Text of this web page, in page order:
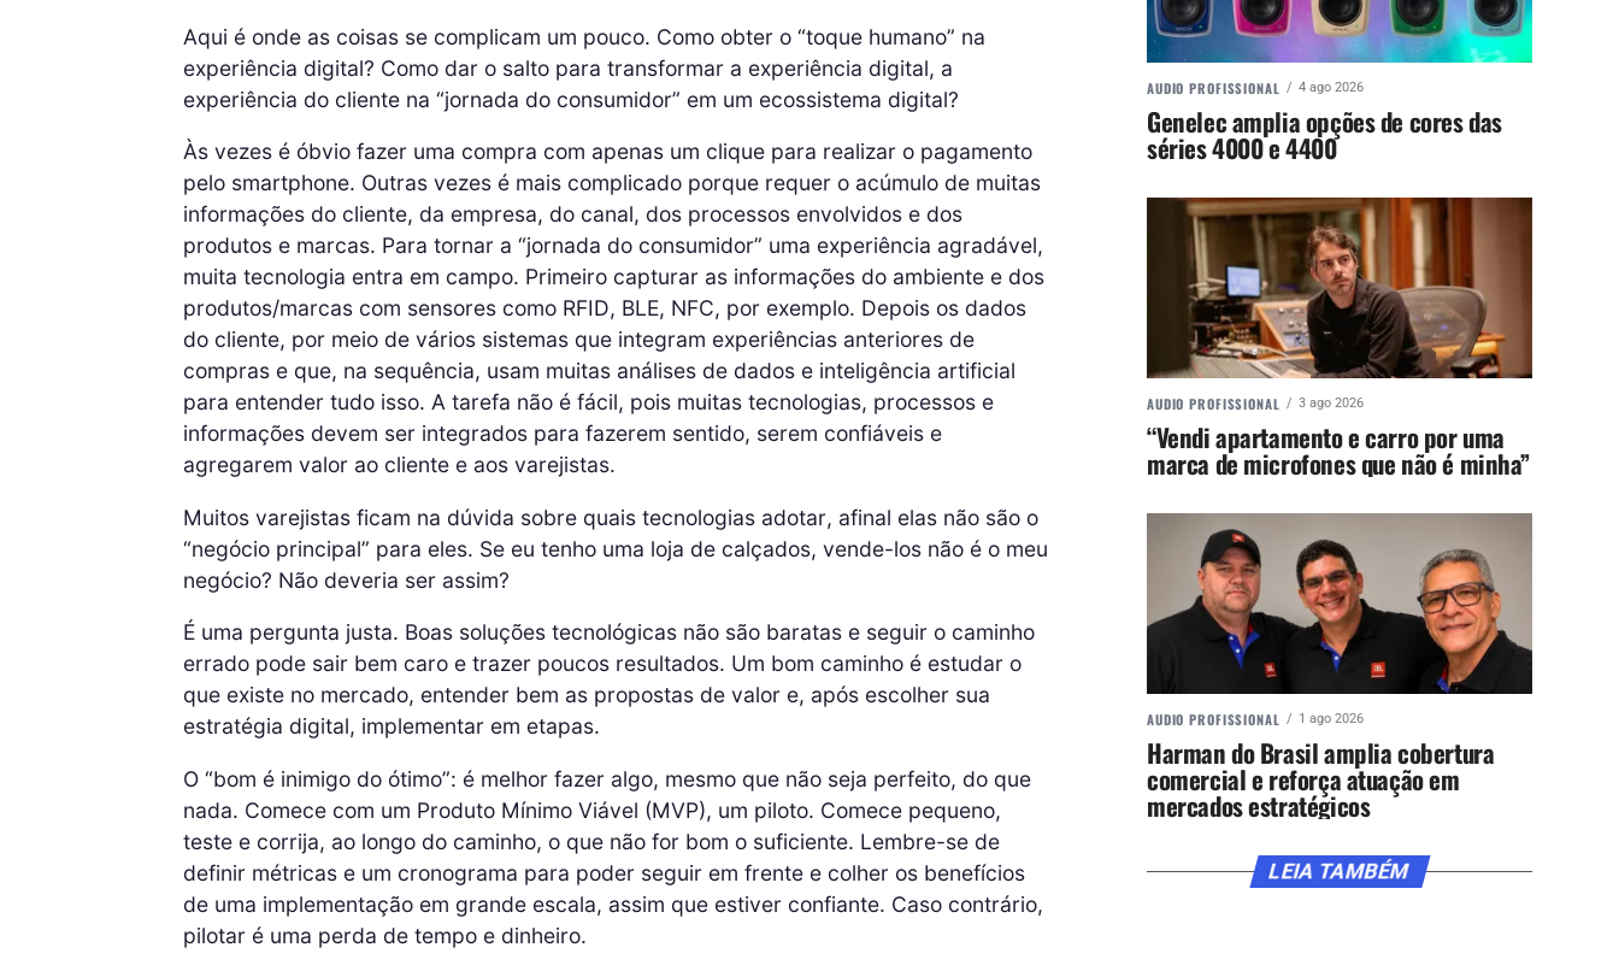
Aqui é onde as coisas se complicam um pouco. Como obter o “toque humano” na
experiência digital? Como dar o salto para transformar a experiência digital, a
experiência do cliente na “jornada do consumidor” em um ecossistema digital?
Às vezes é óbvio fazer uma compra com apenas um clique para realizar o pagamento
pelo smartphone. Outras vezes é mais complicado porque requer o acúmulo de muitas
informações do cliente, da empresa, do canal, dos processos envolvidos e dos
produtos e marcas. Para tornar a “jornada do consumidor” uma experiência agradável,
muita tecnologia entra em campo. Primeiro capturar as informações do ambiente e dos
produtos/marcas com sensores como RFID, BLE, NFC, por exemplo. Depois os dados
do cliente, por meio de vários sistemas que integram experiências anteriores de
compras e que, na sequência, usam muitas análises de dados e inteligência artificial
para entender tudo isso. A tarefa não é fácil, pois muitas tecnologias, processos e
informações devem ser integrados para fazerem sentido, serem confiáveis e
agregarem valor ao cliente e aos varejistas.
Muitos varejistas ficam na dúvida sobre quais tecnologias adotar, afinal elas não são o
“negócio principal” para eles. Se eu tenho uma loja de calçados, vende-los não é o meu
negócio? Não deveria ser assim?
É uma pergunta justa. Boas soluções tecnológicas não são baratas e seguir o caminho
errado pode sair bem caro e trazer poucos resultados. Um bom caminho é estudar o
que existe no mercado, entender bem as propostas de valor e, após escolher sua
estratégia digital, implementar em etapas.
O “bom é inimigo do ótimo”: é melhor fazer algo, mesmo que não seja perfeito, do que
nada. Comece com um Produto Mínimo Viável (MVP), um piloto. Comece pequeno,
teste e corrija, ao longo do caminho, o que não for bom o suficiente. Lembre-se de
definir métricas e um cronograma para poder seguir em frente e colher os benefícios
de uma implementação em grande escala, assim que estiver confiante. Caso contrário,
pilotar é uma perda de tempo e dinheiro.
AUDIO PROFISSIONAL 4 ago 2026
Genelec amplia opções de cores das
séries 4000 e 4400
AUDIO PROFISSIONAL 3 ago 2026
“Vendi apartamento e carro por uma
marca de microfones que não é minha”
AUDIO PROFISSIONAL 1 ago 2026
Harman do Brasil amplia cobertura
comercial e reforça atuação em
mercados estratégicos
LEIA TAMBÉM